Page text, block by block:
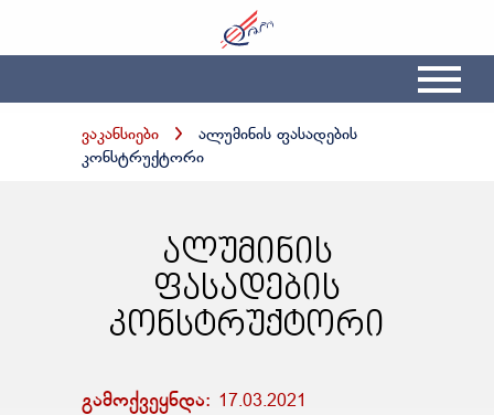
ვაკანსიები
ალუმინის ფასადების
კონსტრუქტორი
ალუმინის
ფასადების
კონსტრუქტორი
გამოქვეყნდა: 17.03.2021